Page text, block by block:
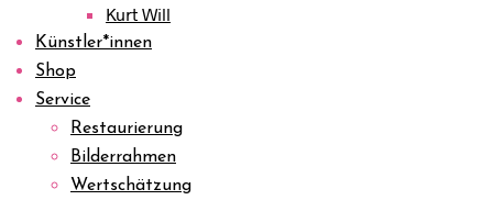
Kurt Will
Künstler*innen
Shop
Service
Restaurierung
Bilderrahmen
Wertschätzung